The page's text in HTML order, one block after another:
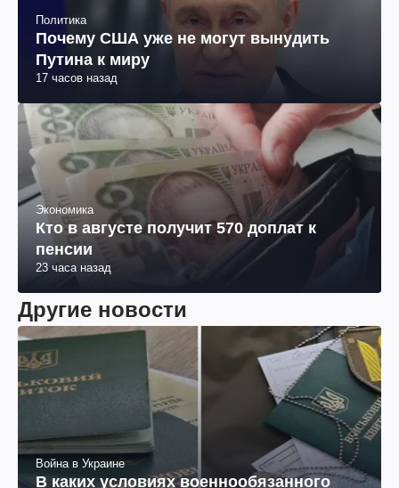
Политика
Почему США уже не могут вынудить
Путина к миру
Экономика
Кто в августе получит 570 доплат к
пенсии
Другие новости
Война в Украине